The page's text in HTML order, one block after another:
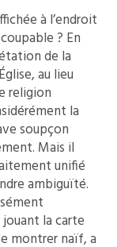
à l’endroit
? En
de la
au lieu
religion
la
soupçon
Mais il
unifié
ambiguïté.
jouant la carte
montrer naïf, a